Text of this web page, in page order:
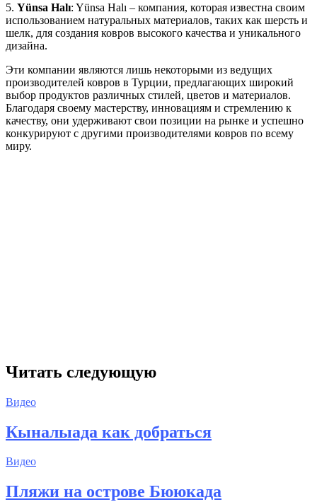
5. Yünsa Halı: Yünsa Halı – компания, которая известна своим
использованием натуральных материалов, таких как шерсть и
шелк, для создания ковров высокого качества и уникального
дизайна.
Эти компании являются лишь некоторыми из ведущих
производителей ковров в Турции, предлагающих широкий
выбор продуктов различных стилей, цветов и материалов.
Благодаря своему мастерству, инновациям и стремлению к
качеству, они удерживают свои позиции на рынке и успешно
конкурируют с другими производителями ковров по всему
миру.
Читать следующую
Видео
Кыналыада как добраться
Видео
Пляжи на острове Бююкада